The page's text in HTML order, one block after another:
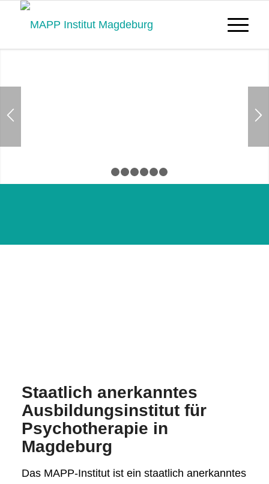
Staatlich anerkanntes
Ausbildungsinstitut für
Psychotherapie in
Magdeburg
Das MAPP-Institut ist ein staatlich anerkanntes